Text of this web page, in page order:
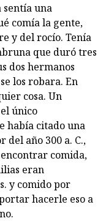
sentía una
comía la gente,
y del rocío. Tenía
que duró tres
dos hermanos
los robara. En
cosa. Un
único
había citado una
año 300 a. C.,
comida,
eran
y comido por
hacerle eso a